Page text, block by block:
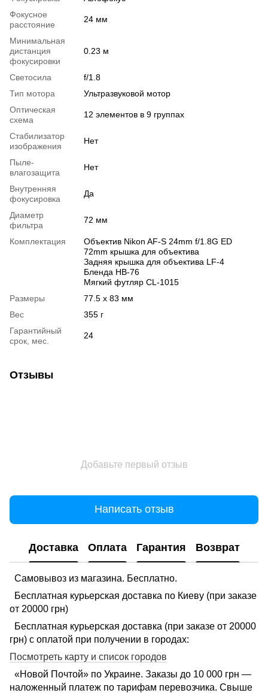
Фокусное
расстояние
24 мм
Минимальная
дистанция
фокусировки
0.23 м
Светосила
f/1.8
Тип мотора
Ультразвуковой мотор
Оптическая
схема
12 элементов в 9 группах
Стабилизатор
изображения
Нет
Пыле-
влагозащита
Нет
Внутренняя
фокусировка
Да
Диаметр
фильтра
72 мм
Комплектация
Объектив Nikon AF-S 24mm f/1.8G ED
72mm крышка для объектива
Задняя крышка для объектива LF-4
Бленда HB-76
Мягкий футляр CL-1015
Размеры
77.5 x 83 мм
Вес
355 г
Гарантийный
срок, мес.
24
Отзывы
Добавьте первый отзыв
Написать отзыв
Доставка Оплата Гарантия Возврат
Самовывоз из магазина. Бесплатно.
Бесплатная курьерская доставка по Киеву (при заказе
от 20000 грн)
Бесплатная курьерская доставка (при заказе от 20000
грн) с оплатой при получении в городах:
Посмотреть карту и список городов
«Новой Почтой» по Украине. Заказы до 10 000 грн —
наложенный платеж по тарифам перевозчика. Свыше